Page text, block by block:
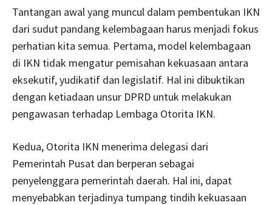
Tantangan awal yang muncul dalam pembentukan IKN
dari sudut pandang kelembagaan harus menjadi fokus
perhatian kita semua. Pertama, model kelembagaan
di IKN tidak mengatur pemisahan kekuasaan antara
eksekutif, yudikatif dan legislatif. Hal ini dibuktikan
dengan ketiadaan unsur DPRD untuk melakukan
pengawasan terhadap Lembaga Otorita IKN.
Kedua, Otorita IKN menerima delegasi dari
Pemerintah Pusat dan berperan sebagai
penyelenggara pemerintah daerah. Hal ini, dapat
menyebabkan terjadinya tumpang tindih kekuasaan